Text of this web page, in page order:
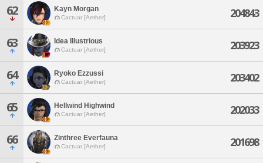
62 Kayn Morgan
Cactuar [Aether] 204843
63 Idea Illustrious
Cactuar [Aether] 203923
64 Ryoko Ezzussi
Cactuar [Aether] 203402
65 Hellwind Highwind
Cactuar [Aether] 202033
66 Zinthree Everfauna
Cactuar [Aether] 201698